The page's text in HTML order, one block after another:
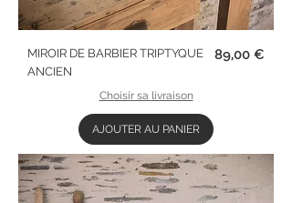
MIROIR DE BARBIER TRIPTYQUE
ANCIEN
Prix
89,00 €
Choisir sa livraison
AJOUTER AU PANIER